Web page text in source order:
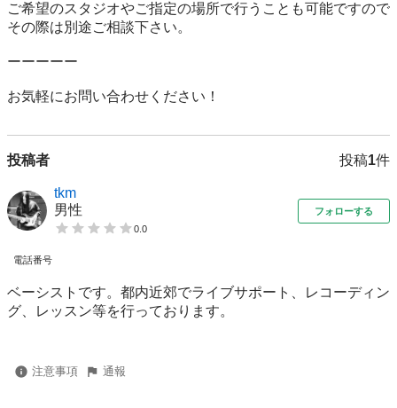
ご希望のスタジオやご指定の場所で行うことも可能ですので
その際は別途ご相談下さい。
ーーーーー
投稿者 投稿1件
tkm
男性
0.0
フォローする
電話番号
ベーシストです。都内近郊でライブサポート、レコーディン
グ、レッスン等を行っております。
注意事項 通報